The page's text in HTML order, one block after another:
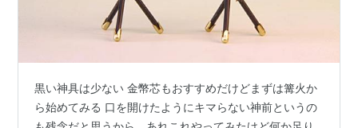
黒い神具は少ない 金幣芯もおすすめだけどまずは篝火か
ら始めてみる 口を開けたようにキマらない神前というの